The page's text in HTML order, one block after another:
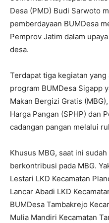
Desa (PMD) Budi Sarwoto
pemberdayaan BUMDesa
Pemprov Jatim dalam
desa.
Terdapat tiga kegiatan yang
program BUMDesa Sigapp
Makan Bergizi Gratis
Harga Pangan (SPHP) dan
cadangan pangan melalui
Khusus MBG, saat ini
berkontribusi pada MBG.
Lestari LKD Kecamatan
Lancar Abadi LKD
BUMDesa Tambakrejo
Mulia Mandiri Kecamatan